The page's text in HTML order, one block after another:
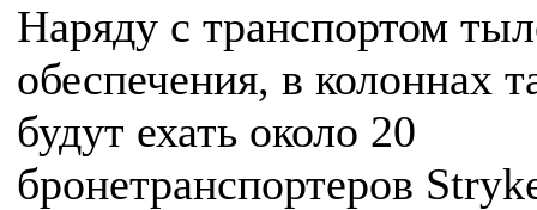
Наряду с транспортом
обеспечения, в колоннах
будут ехать около 20
бронетранспортеров